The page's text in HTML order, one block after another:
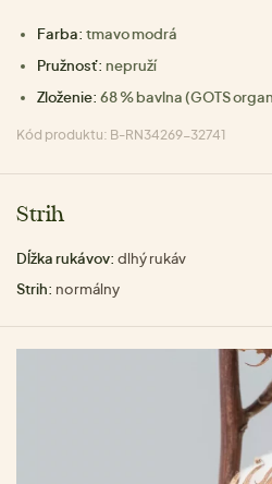
Farba: tmavo modrá
Pružnosť: nepruží
Zloženie: 68 % bavlna (GOTS
Kód produktu: B-RN34269-32741
Strih
Dĺžka rukávov: dlhý rukáv
Strih: normálny